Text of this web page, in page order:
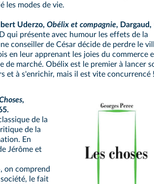
les modes de vie.
Uderzo, Obélix et compagnie, Dargaud,
qui présente avec humour les effets de la
conseiller de César décide de perdre le
en leur apprenant les joies du commerce
de marché. Obélix est le premier à lancer
et à s'enrichir, mais il est vite concurrencé !
,
de la
de la
En
Jérôme et
on comprend
le fait